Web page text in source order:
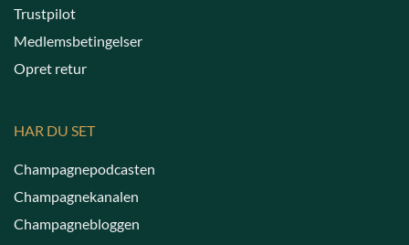
Trustpilot
Medlemsbetingelser
Opret retur
HAR DU SET
Champagnepodcasten
Champagnekanalen
Champagnebloggen